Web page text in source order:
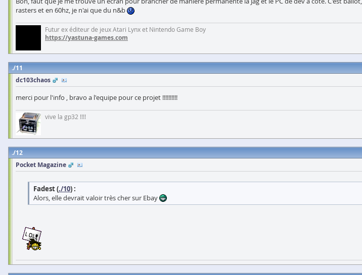
rasters et en 60hz, je n'ai que du n&b
Futur ex éditeur de jeux Atari Lynx et Nintendo Game Boy
https://yastuna-games.com
11
dc103chaos
merci pour l'info , bravo a l'equipe pour ce projet !!!!!!!!!!
vive la gp32 !!!!
12
Pocket Magazine
Fadest (./10) :
Alors, elle devrait valoir très cher sur Ebay